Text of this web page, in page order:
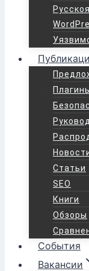
Статьи
SEO
Книги
Обзоры
События
Вакансии